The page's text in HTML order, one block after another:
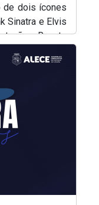
de dois ícones
Sinatra e Elvis
Renato